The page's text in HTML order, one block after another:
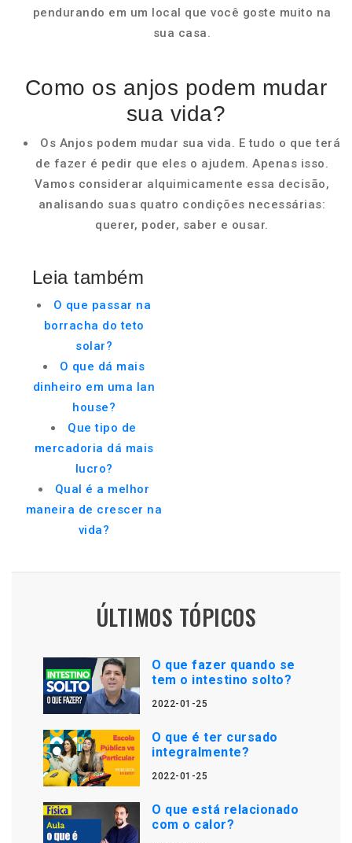
pendurando em um local que você goste muito na
sua casa.
Como os anjos podem mudar
sua vida?
Os Anjos podem mudar sua vida. E tudo o que terá
de fazer é pedir que eles o ajudem. Apenas isso.
Vamos considerar alquimicamente essa decisão,
analisando suas quatro condições necessárias:
querer, poder, saber e ousar.
Leia também
O que passar na
borracha do teto
solar?
O que dá mais
dinheiro em uma lan
house?
Que tipo de
mercadoria dá mais
lucro?
Qual é a melhor
maneira de crescer na
vida?
ÚLTIMOS TÓPICOS
O que fazer quando se
tem o intestino solto?
2022-01-25
O que é ter cursado
integralmente?
2022-01-25
O que está relacionado
com o calor?